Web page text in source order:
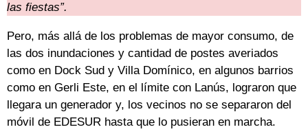
las fiestas”.
Pero, más allá de los problemas de mayor consumo, de
las dos inundaciones y cantidad de postes averiados
como en Dock Sud y Villa Domínico, en algunos barrios
como en Gerli Este, en el límite con Lanús, lograron que
llegara un generador y, los vecinos no se separaron del
móvil de EDESUR hasta que lo pusieran en marcha.